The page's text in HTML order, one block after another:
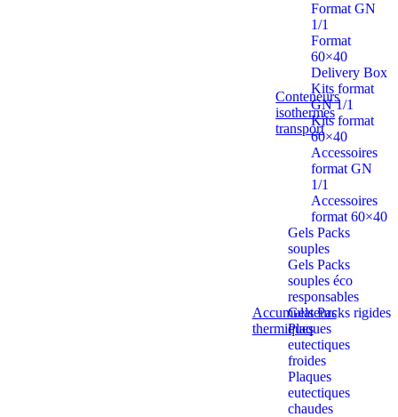
Conteneurs
isothermes
transport
Format GN
1/1
Format
60×40
Delivery Box
Kits format
GN 1/1
Kits format
60×40
Accessoires
format GN
1/1
Accessoires
format 60×40
Accumulateurs
thermiques
Gels Packs
souples
Gels Packs
souples éco
responsables
Gels Packs rigides
Plaques
eutectiques
froides
Plaques
eutectiques
chaudes